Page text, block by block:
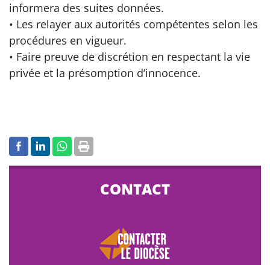
informera des suites données.
• Les relayer aux autorités compétentes selon les
procédures en vigueur.
• Faire preuve de discrétion en respectant la vie
privée et la présomption d’innocence.
CONTACT